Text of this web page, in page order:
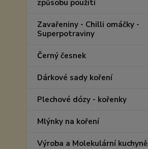
způsobu použití
Zavařeniny - Chilli omáčky -
Superpotraviny
Černý česnek
Dárkové sady koření
Plechové dózy - kořenky
Mlýnky na koření
Výroba a Molekulární kuchyně